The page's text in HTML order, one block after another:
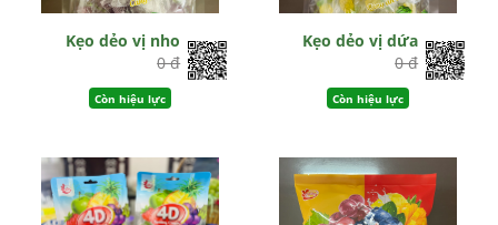
Kẹo dẻo vị nho
0 đ
Còn hiệu lực
Kẹo dẻo vị dứa
0 đ
Còn hiệu lực